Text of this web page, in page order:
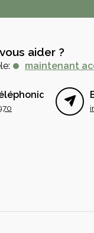
aider ?
maintenant